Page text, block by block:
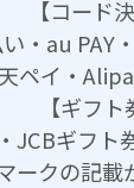
【コード
・au PAY
ペイ・
【ギフト
JCBギフト
ークの記載